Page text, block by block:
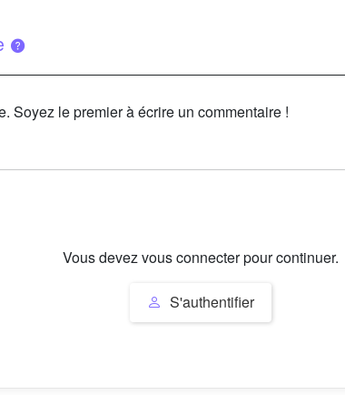
Soyez le premier à écrire un commentaire !
Vous devez vous connecter pour continuer.
S'authentifier